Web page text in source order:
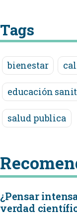
Tags
bienestar
educación
salud publica
¿Pensar
verdad